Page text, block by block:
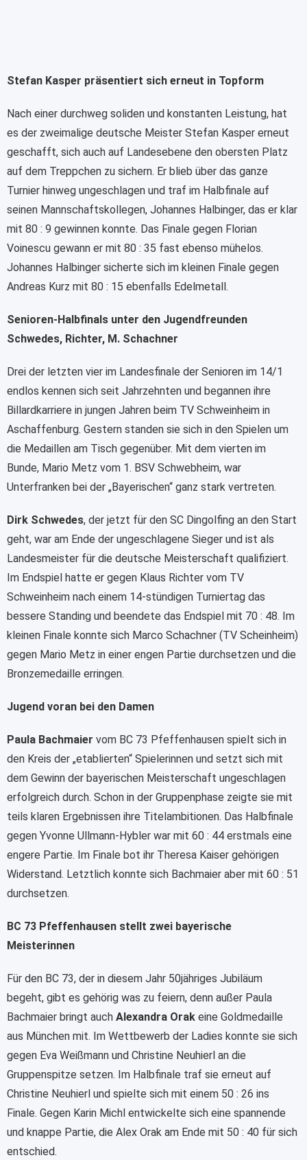
Stefan Kasper präsentiert sich erneut in Topform
Nach einer durchweg soliden und konstanten Leistung, hat
es der zweimalige deutsche Meister Stefan Kasper erneut
geschafft, sich auch auf Landesebene den obersten Platz
auf dem Treppchen zu sichern. Er blieb über das ganze
Turnier hinweg ungeschlagen und traf im Halbfinale auf
seinen Mannschaftskollegen, Johannes Halbinger, das er klar
mit 80 : 9 gewinnen konnte. Das Finale gegen Florian
Voinescu gewann er mit 80 : 35 fast ebenso mühelos.
Johannes Halbinger sicherte sich im kleinen Finale gegen
Andreas Kurz mit 80 : 15 ebenfalls Edelmetall.
Senioren-Halbfinals unter den Jugendfreunden
Schwedes, Richter, M. Schachner
Drei der letzten vier im Landesfinale der Senioren im 14/1
endlos kennen sich seit Jahrzehnten und begannen ihre
Billardkarriere in jungen Jahren beim TV Schweinheim in
Aschaffenburg. Gestern standen sie sich in den Spielen um
die Medaillen am Tisch gegenüber. Mit dem vierten im
Bunde, Mario Metz vom 1. BSV Schwebheim, war
Unterfranken bei der „Bayerischen“ ganz stark vertreten.
Dirk Schwedes, der jetzt für den SC Dingolfing an den Start
geht, war am Ende der ungeschlagene Sieger und ist als
Landesmeister für die deutsche Meisterschaft qualifiziert.
Im Endspiel hatte er gegen Klaus Richter vom TV
Schweinheim nach einem 14-stündigen Turniertag das
bessere Standing und beendete das Endspiel mit 70 : 48. Im
kleinen Finale konnte sich Marco Schachner (TV Scheinheim)
gegen Mario Metz in einer engen Partie durchsetzen und die
Bronzemedaille erringen.
Jugend voran bei den Damen
Paula Bachmaier vom BC 73 Pfeffenhausen spielt sich in
den Kreis der „etablierten“ Spielerinnen und setzt sich mit
dem Gewinn der bayerischen Meisterschaft ungeschlagen
erfolgreich durch. Schon in der Gruppenphase zeigte sie mit
teils klaren Ergebnissen ihre Titelambitionen. Das Halbfinale
gegen Yvonne Ullmann-Hybler war mit 60 : 44 erstmals eine
engere Partie. Im Finale bot ihr Theresa Kaiser gehörigen
Widerstand. Letztlich konnte sich Bachmaier aber mit 60 : 51
durchsetzen.
BC 73 Pfeffenhausen stellt zwei bayerische
Meisterinnen
Für den BC 73, der in diesem Jahr 50jähriges Jubiläum
begeht, gibt es gehörig was zu feiern, denn außer Paula
Bachmaier bringt auch Alexandra Orak eine Goldmedaille
aus München mit. Im Wettbewerb der Ladies konnte sie sich
gegen Eva Weißmann und Christine Neuhierl an die
Gruppenspitze setzen. Im Halbfinale traf sie erneut auf
Christine Neuhierl und spielte sich mit einem 50 : 26 ins
Finale. Gegen Karin Michl entwickelte sich eine spannende
und knappe Partie, die Alex Orak am Ende mit 50 : 40 für sich
entschied.